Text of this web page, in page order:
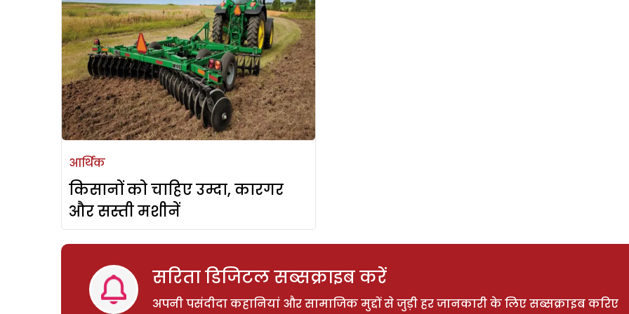
आर्थिक
किसानों को चाहिए उम्दा, कारगर
और सस्ती मशीनें
सरिता डिजिटल सब्सक्राइब करें
अपनी पसंदीदा कहानियां और सामाजिक मुद्दों से जुड़ी हर जानकारी के लिए सब्सक्राइब करिए